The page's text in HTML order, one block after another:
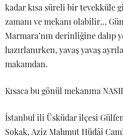
kadar kısa süreli bir tevekküle
zamanı ve mekanı olabilir…
Marmara’nın derinliğine dalıp
hazırlanırken, yavaş yavaş
makamdan.
Kısaca bu gönül mekanına
İstanbul ili Üsküdar ilçesi
Sokak, Aziz Mahmut Hüdâî